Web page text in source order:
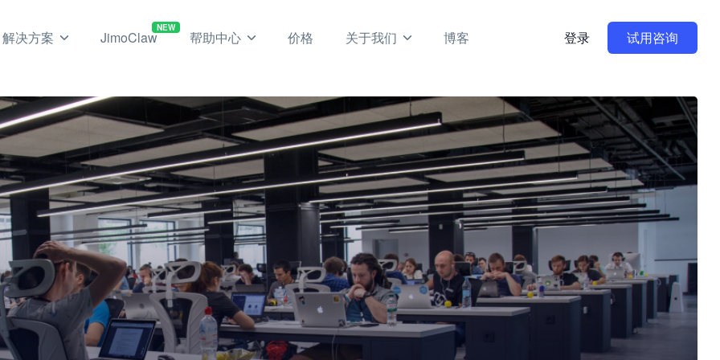
解决方案 JimoClaw
NEW
帮助中心 价格 关于我们 博客 登录 试用咨询